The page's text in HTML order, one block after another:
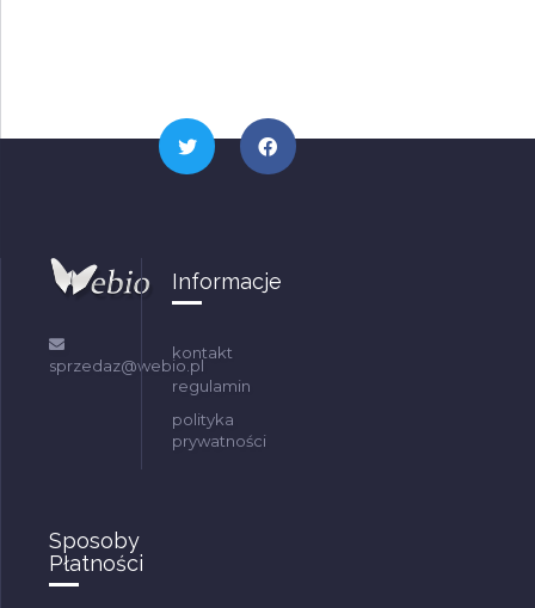
sprzedaz@webio.pl
Informacje
kontakt
regulamin
polityka
prywatności
Sposoby
Płatności